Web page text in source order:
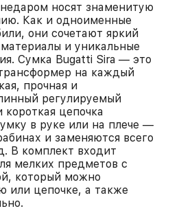
носят знаменитую
Как и одноименные
они сочетают яркий
и уникальные
Сумка Bugatti Sira — это
на каждый
прочная и
регулируемый
цепочка
в руке или на плече —
и заменяются всего
В комплект входит
мелких предметов с
который можно
или цепочке, а также